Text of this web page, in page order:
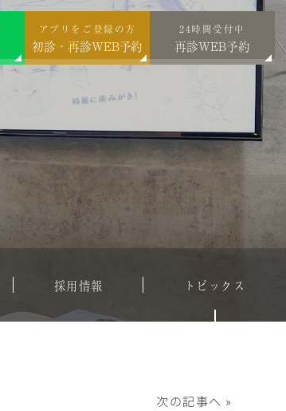
アプリをご登録の方
初診・再診WEB予約
24時間受付中
再診WEB予約
採用情報 トピックス
次の記事へ »